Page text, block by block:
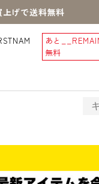
げで送料無料
あと
無料